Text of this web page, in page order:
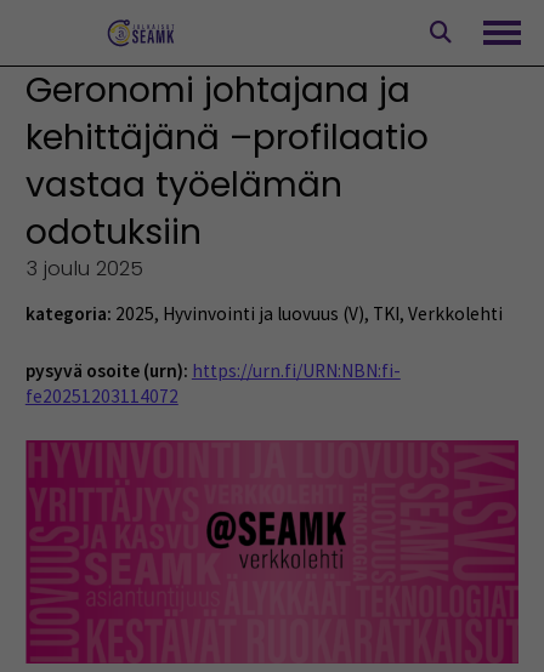
Geronomi johtajana ja
kehittäjänä –profilaatio
vastaa työelämän
odotuksiin
3 joulu 2025
kategoria: 2025, Hyvinvointi ja luovuus (V), TKI, Verkkolehti
pysyvä osoite (urn): https://urn.fi/URN:NBN:fi-
fe20251203114072